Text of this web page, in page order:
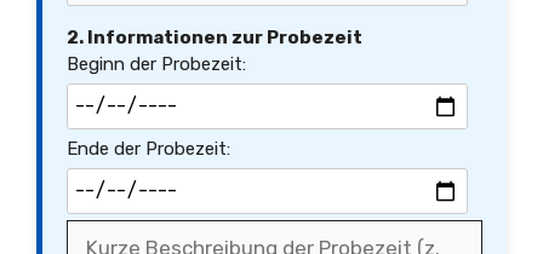
2. Informationen zur Probezeit
Beginn der Probezeit:
Ende der Probezeit: